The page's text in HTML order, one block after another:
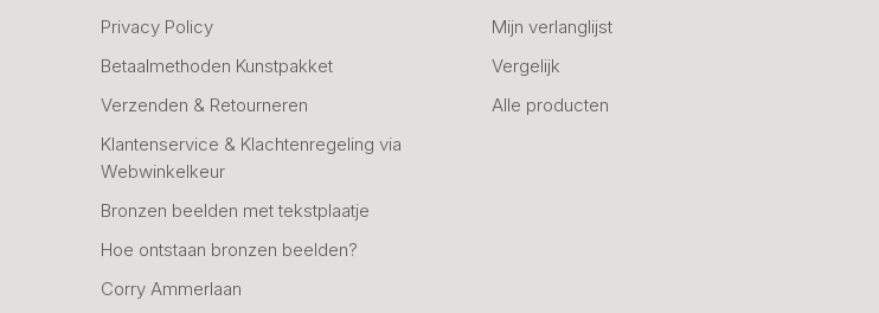
Privacy Policy
Betaalmethoden Kunstpakket
Verzenden & Retourneren
Klantenservice & Klachtenregeling via
Webwinkelkeur
Bronzen beelden met tekstplaatje
Hoe ontstaan bronzen beelden?
Corry Ammerlaan
Mijn verlanglijst
Vergelijk
Alle producten